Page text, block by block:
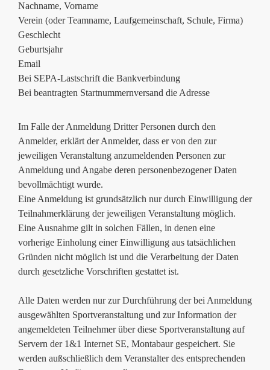
Nachname, Vorname
Verein (oder Teamname, Laufgemeinschaft, Schule, Firma)
Geschlecht
Geburtsjahr
Email
Bei SEPA-Lastschrift die Bankverbindung
Bei beantragten Startnummernversand die Adresse
Im Falle der Anmeldung Dritter Personen durch den
Anmelder, erklärt der Anmelder, dass er von den zur
jeweiligen Veranstaltung anzumeldenden Personen zur
Anmeldung und Angabe deren personenbezogener Daten
bevollmächtigt wurde.
Eine Anmeldung ist grundsätzlich nur durch Einwilligung der
Teilnahmerklärung der jeweiligen Veranstaltung möglich.
Eine Ausnahme gilt in solchen Fällen, in denen eine
vorherige Einholung einer Einwilligung aus tatsächlichen
Gründen nicht möglich ist und die Verarbeitung der Daten
durch gesetzliche Vorschriften gestattet ist.
Alle Daten werden nur zur Durchführung der bei Anmeldung
ausgewählten Sportveranstaltung und zur Information der
angemeldeten Teilnehmer über diese Sportveranstaltung auf
Servern der 1&1 Internet SE, Montabaur gespeichert. Sie
werden außschließlich dem Veranstalter des entsprechenden